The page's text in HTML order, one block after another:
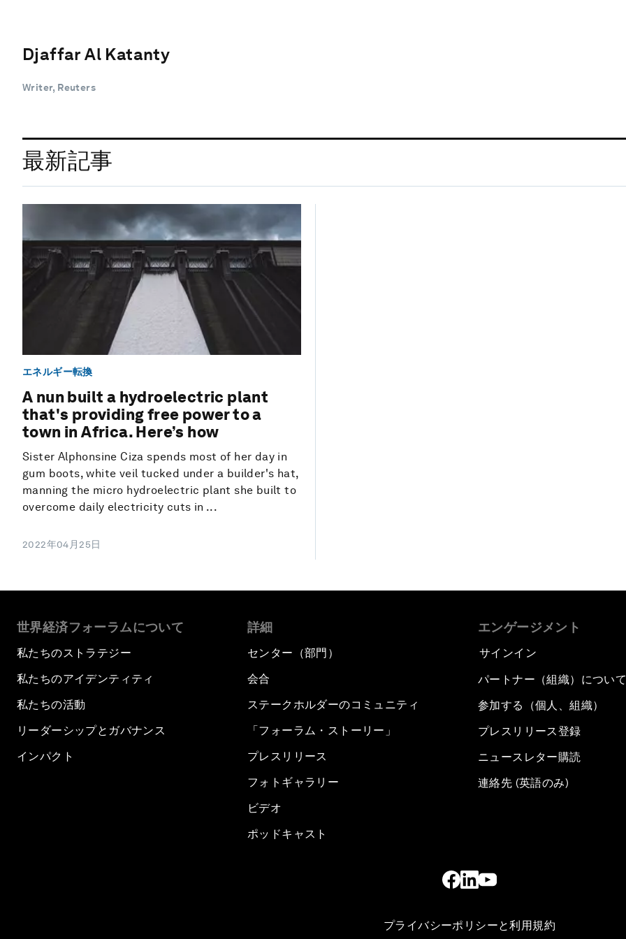
Djaffar Al Katanty
Writer, Reuters
最新記事
エネルギー転換
A nun built a hydroelectric plant
that's providing free power to a
town in Africa. Here’s how
Sister Alphonsine Ciza spends most of her day in
gum boots, white veil tucked under a builder's hat,
manning the micro hydroelectric plant she built to
overcome daily electricity cuts in ...
2022年04月25日
世界経済フォーラムについて
私たちのストラテジー
私たちのアイデンティティ
私たちの活動
リーダーシップとガバナンス
インパクト
詳細
センター（部門）
会合
ステークホルダーのコミュニティ
「フォーラム・ストーリー」
プレスリリース
フォトギャラリー
ビデオ
ポッドキャスト
エンゲージメント
サインイン
パートナー（組織）について
参加する（個人、組織）
プレスリリース登録
ニュースレター購読
連絡先 (英語のみ)
プライバシーポリシーと利用規約